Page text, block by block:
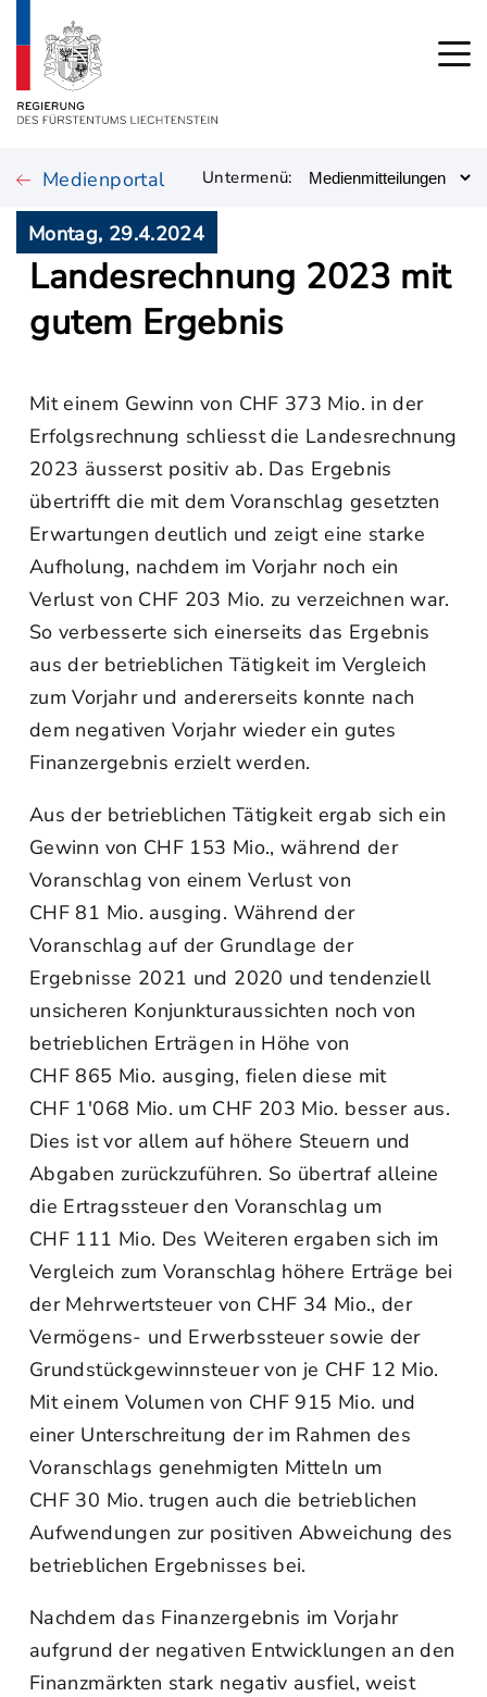
Medienportal Untermenü:
Montag, 29.4.2024
Landesrechnung 2023 mit
gutem Ergebnis
Mit einem Gewinn von CHF 373 Mio. in der
Erfolgsrechnung schliesst die Landesrechnung
2023 äusserst positiv ab. Das Ergebnis
übertrifft die mit dem Voranschlag gesetzten
Erwartungen deutlich und zeigt eine starke
Aufholung, nachdem im Vorjahr noch ein
Verlust von CHF 203 Mio. zu verzeichnen war.
So verbesserte sich einerseits das Ergebnis
aus der betrieblichen Tätigkeit im Vergleich
zum Vorjahr und andererseits konnte nach
dem negativen Vorjahr wieder ein gutes
Finanzergebnis erzielt werden.
Aus der betrieblichen Tätigkeit ergab sich ein
Gewinn von CHF 153 Mio., während der
Voranschlag von einem Verlust von
CHF 81 Mio. ausging. Während der
Voranschlag auf der Grundlage der
Ergebnisse 2021 und 2020 und tendenziell
unsicheren Konjunkturaussichten noch von
betrieblichen Erträgen in Höhe von
CHF 865 Mio. ausging, fielen diese mit
CHF 1'068 Mio. um CHF 203 Mio. besser aus.
Dies ist vor allem auf höhere Steuern und
Abgaben zurückzuführen. So übertraf alleine
die Ertragssteuer den Voranschlag um
CHF 111 Mio. Des Weiteren ergaben sich im
Vergleich zum Voranschlag höhere Erträge bei
der Mehrwertsteuer von CHF 34 Mio., der
Vermögens- und Erwerbssteuer sowie der
Grundstückgewinnsteuer von je CHF 12 Mio.
Mit einem Volumen von CHF 915 Mio. und
einer Unterschreitung der im Rahmen des
Voranschlags genehmigten Mitteln um
CHF 30 Mio. trugen auch die betrieblichen
Aufwendungen zur positiven Abweichung des
betrieblichen Ergebnisses bei.
Nachdem das Finanzergebnis im Vorjahr
aufgrund der negativen Entwicklungen an den
Finanzmärkten stark negativ ausfiel, weist